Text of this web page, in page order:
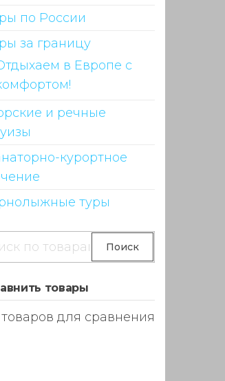
по России
за границу
в Европе с
и речные
курортное
туры
Поиск
товары
для сравнения